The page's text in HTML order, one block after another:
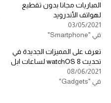
المباريات مجانا بدون تقطيع
لهواتف الأندرويد
03/05/2021
في "Smartphone"
تعرف على المميزات الجديدة في
تحديث watchOS 8 لساعات ابل
08/06/2021
في "Gadgets"